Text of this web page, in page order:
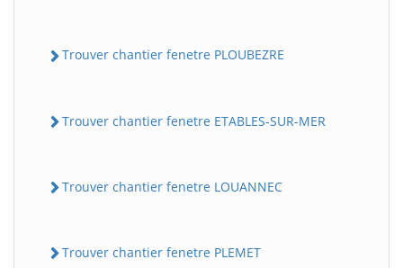
Trouver chantier fenetre PLOUBEZRE
Trouver chantier fenetre ETABLES-SUR-MER
Trouver chantier fenetre LOUANNEC
Trouver chantier fenetre PLEMET